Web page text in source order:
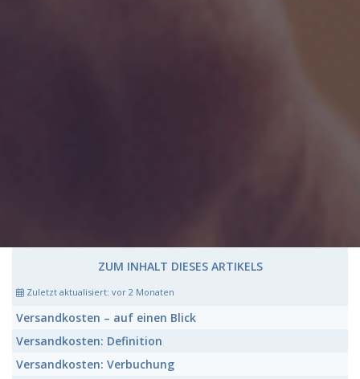
ZUM INHALT DIESES ARTIKELS
Zuletzt aktualisiert: vor 2 Monaten
Versandkosten – auf einen Blick
Versandkosten: Definition
Versandkosten: Verbuchung